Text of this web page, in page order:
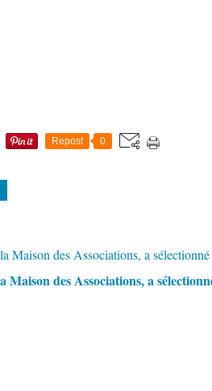
Repost 0
des Associations, a